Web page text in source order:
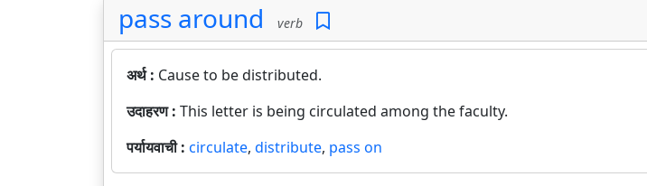
pass around verb
अर्थ : Cause to be distributed.
उदाहरण : This letter is being circulated among the faculty.
पर्यायवाची : circulate, distribute, pass on